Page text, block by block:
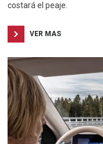
costará el peaje.
VER MAS